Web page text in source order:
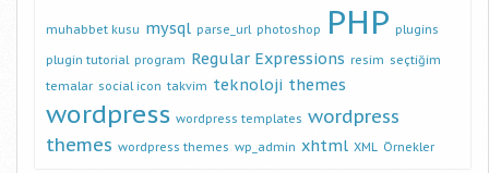
muhabbet kusu mysql parse_url photoshop PHP plugins
plugin tutorial program Regular Expressions resim seçtiğim
temalar social icon takvim teknoloji themes
wordpress wordpress templates wordpress
themes wordpress themes wp_admin xhtml XML Örnekler